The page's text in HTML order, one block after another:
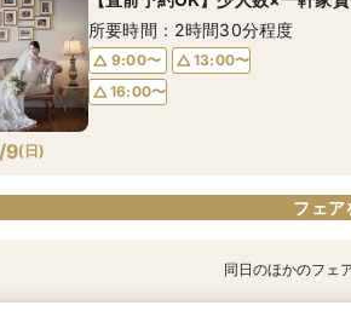
9( 日)
所要時間：2時間30分程度
9:00〜
13:00〜
16:00〜
フェア
同日のほかのフェ